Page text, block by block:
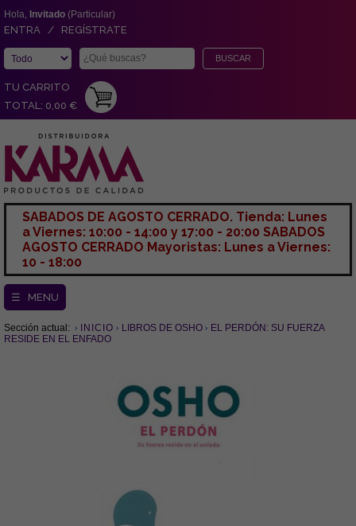
Hola, Invitado (Particular)
ENTRA / REGÍSTRATE
TU CARRITO
TOTAL: 0,00 €
SABADOS DE AGOSTO CERRADO. Tienda: Lunes
a Viernes: 10:00 - 14:00 y 17:00 - 20:00 SABADOS
AGOSTO CERRADO Mayoristas: Lunes a Viernes:
10 - 18:00
☰ MENU
Sección actual: INICIO LIBROS DE OSHO
EL PERDÓN: SU FUERZA
RESIDE EN EL ENFADO